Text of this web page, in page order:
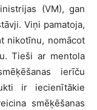
(VM), gan
Viņi pamatoja,
nikotīnu, nomācot
Tieši ar mentola
ierīču
ir iecienītākie
smēķēšanas